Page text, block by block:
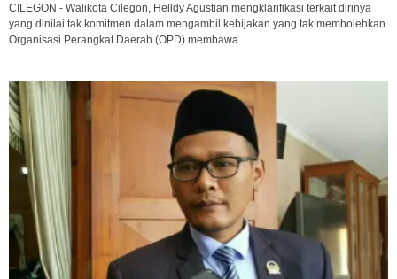
CILEGON - Walikota Cilegon, Helldy Agustian mengklarifikasi terkait dirinya
yang dinilai tak komitmen dalam mengambil kebijakan yang tak membolehkan
Organisasi Perangkat Daerah (OPD) membawa...